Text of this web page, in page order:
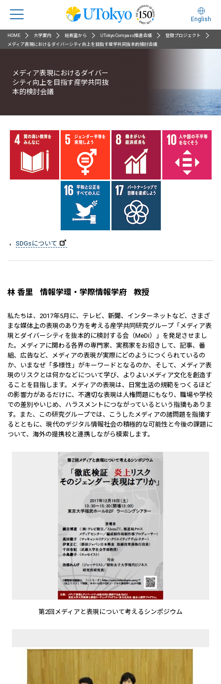
English
HOME 大学案内 総長室から UTokyo Compass推進会議
登録プロジェクト
メディア表現におけるダイバーシティ向上を目指す産学共同抜本的検討会議
メディア表現におけるダイバー
シティ向上を目指す産学共同抜
本的検討会議
SDGsについて
林 香里 情報学環・学際情報学府 教授
私たちは、2017年5月に、テレビ、新聞、インターネットなど、さまざ
まな媒体上の表現のあり方を考える産学共同研究グループ「メディア表
現とダイバーシティを抜本的に検討する会（MeDi）」を発足させまし
た。メディアに関わる各界の専門家、実務家をお招きして、記事、番
組、広告など、メディアの表現が実際にどのようにつくられているの
か、いまなぜ「多様性」がキーワードとなるのか、そして、メディア表
現のリスクとは何かなどについて学び、よりよいメディア文化を創造す
ることを目指します。メディアの表現は、日常生活の規範をつくるほど
の影響力があるだけに、不適切な表現は人権問題にもなり、職場や学校
での差別やいじめ、ハラスメントにつながっているという指摘もありま
す。また、この研究グループでは、こうしたメディアの諸問題を指摘す
るとともに、現代のデジタル情報社会の積極的な可能性と今後の課題に
ついて、海外の提携校と連携しながら模索します。
第2回メディアと表現について考えるシンポジウム